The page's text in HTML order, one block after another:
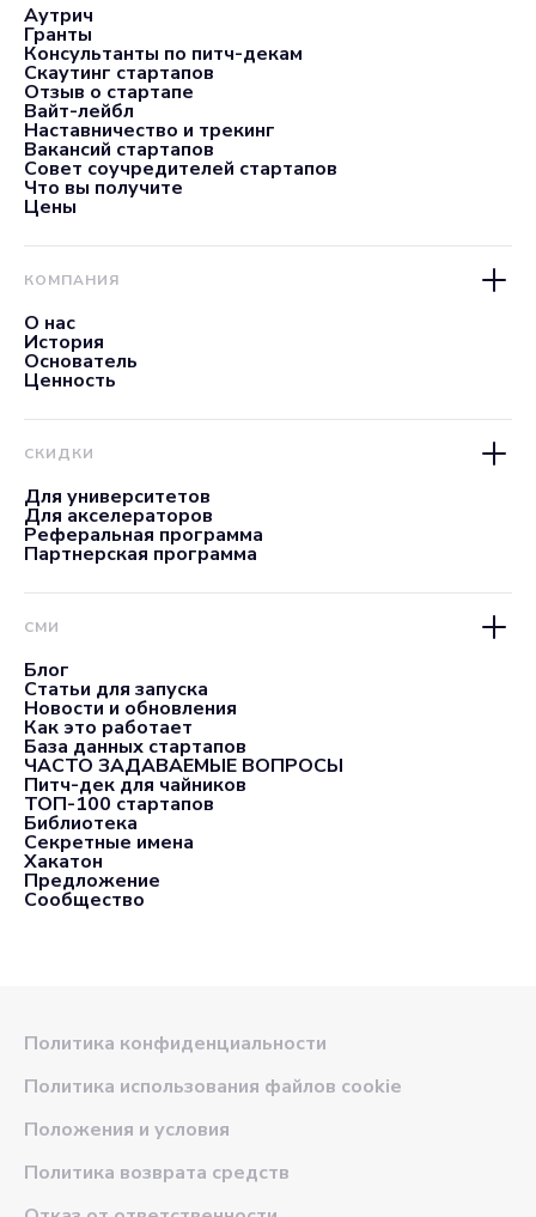
Аутрич
Гранты
Консультанты по питч-декам
Скаутинг стартапов
Отзыв о стартапе
Вайт-лейбл
Наставничество и трекинг
Вакансий стартапов
Совет соучредителей стартапов
Что вы получите
Цены
КОМПАНИЯ
О нас
История
Основатель
Ценность
СКИДКИ
Для университетов
Для акселераторов
Реферальная программа
Партнерская программа
СМИ
Блог
Статьи для запуска
Новости и обновления
Как это работает
База данных стартапов
ЧАСТО ЗАДАВАЕМЫЕ ВОПРОСЫ
Питч-дек для чайников
ТОП-100 стартапов
Библиотека
Секретные имена
Хакатон
Предложение
Сообщество
Политика конфиденциальности
Политика использования файлов cookie
Положения и условия
Политика возврата средств